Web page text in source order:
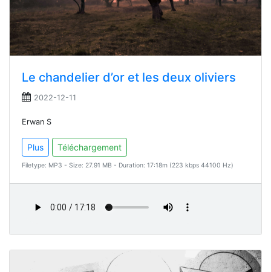
Le chandelier d’or et les deux oliviers
2022-12-11
Erwan S
Plus Téléchargement
Filetype: MP3 - Size: 27.91 MB - Duration: 17:18m (223 kbps 44100 Hz)